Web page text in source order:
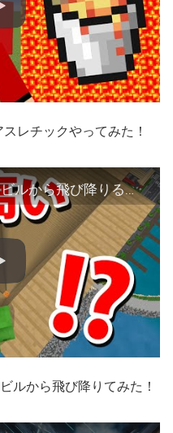
レチックやってみた！
【マインクラフト】超高層ビルから飛び降りるアスレチックやってみた！
ルから飛び降りてみた！